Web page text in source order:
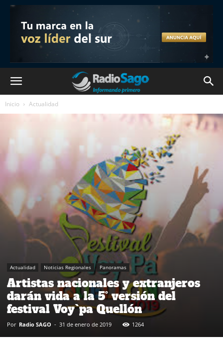
Inicio Actualidad
Actualidad Noticias Regionales Panoramas
Artistas nacionales y extranjeros
darán vida a la 5° versión del
festival Voy`pa Quellón
Por Radio SAGO - 31 de enero de 2019 1264